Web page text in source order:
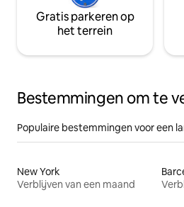
Gratis parkeren op
het terrein
Bestemmingen om te
Populaire bestemmingen voor een
New York
Verblijven van een maand